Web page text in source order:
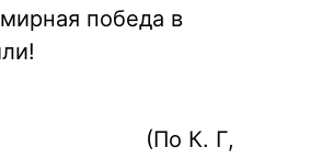
победа в
К. Г,